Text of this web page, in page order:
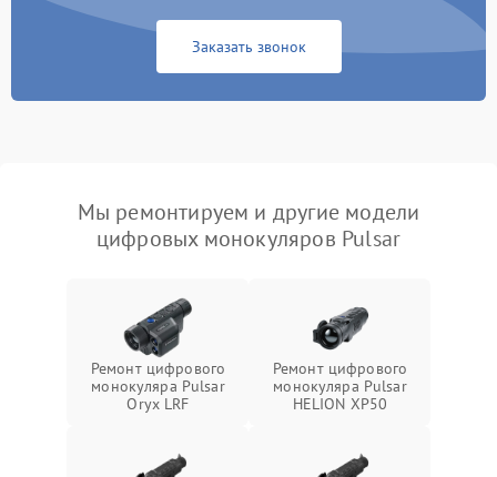
Заказать звонок
Мы ремонтируем и другие модели
цифровых монокуляров Pulsar
Ремонт цифрового
монокуляра Pulsar
Oryx LRF
Ремонт цифрового
монокуляра Pulsar
HELION XP50